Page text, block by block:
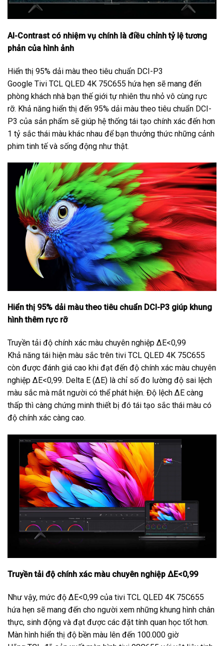
AI-Contrast có nhiệm vụ chính là điều chỉnh tỷ lệ tương
phản của hình ảnh
Hiển thị 95% dải màu theo tiêu chuẩn DCI-P3
Google Tivi TCL QLED 4K 75C655 hứa hẹn sẽ mang đến
phòng khách nhà bạn thế giới tự nhiên thu nhỏ vô cùng rực
rỡ. Khả năng hiển thị đến 95% dải màu theo tiêu chuẩn DCI-
P3 của sản phẩm sẽ giúp hệ thống tái tạo chính xác đến hơn
1 tỷ sắc thái màu khác nhau để bạn thưởng thức những cảnh
phim tinh tế và sống động như thật.
Hiển thị 95% dải màu theo tiêu chuẩn DCI-P3 giúp khung
hình thêm rực rỡ
Truyền tải độ chính xác màu chuyên nghiệp ΔE<0,99
Khả năng tái hiện màu sắc trên tivi TCL QLED 4K 75C655
còn được đánh giá cao khi đạt đến độ chính xác màu chuyên
nghiệp ΔE<0,99. Delta E (ΔE) là chỉ số đo lường độ sai lệch
màu sắc mà mắt người có thể phát hiện. Độ lệch ΔE càng
thấp thì càng chứng minh thiết bị đó tái tạo sắc thái màu có
độ chính xác càng cao.
Truyền tải độ chính xác màu chuyên nghiệp ΔE<0,99
Như vậy, mức độ ΔE<0,99 của tivi TCL QLED 4K 75C655
hứa hẹn sẽ mang đến cho người xem những khung hình chân
thực, sinh động và đạt được các đặt tính quan học tốt hơn.
Màn hình hiển thị độ bền màu lên đến 100.000 giờ